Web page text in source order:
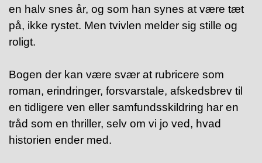
en halv snes år, og som han synes at være tæt
på, ikke rystet. Men tvivlen melder sig stille og
roligt.
Bogen der kan være svær at rubricere som
roman, erindringer, forsvarstale, afskedsbrev til
en tidligere ven eller samfundsskildring har en
tråd som en thriller, selv om vi jo ved, hvad
historien ender med.